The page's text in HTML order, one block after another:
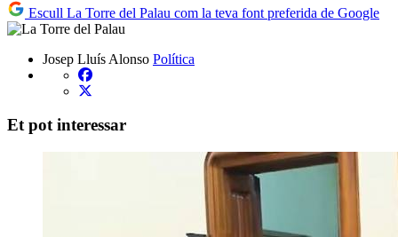
Escull La Torre del Palau com la teva font preferida de Google
Josep Lluís Alonso Política
Et pot interessar